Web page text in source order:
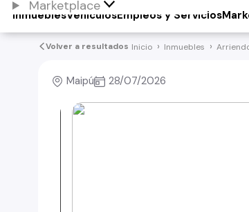
Marketplace
Vehículos
Inmuebles Empleos y Servicios
Volver a resultados Inicio Inmuebles
Maipú 28/07/2026